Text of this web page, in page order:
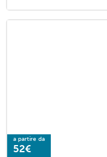
a partire da
52€